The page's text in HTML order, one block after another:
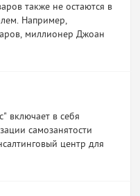
также не остаются в
Например,
миллионер Джоан
включает в себя
самозанятости
центр для